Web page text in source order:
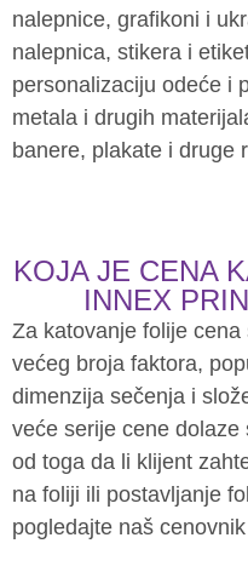
nalepnice, grafikoni i
nalepnica, stikera i
personalizaciju odeće i
metala i drugih
banere, plakate i druge
KOJA JE CENA
INNEX
Za katovanje folije
većeg broja faktora,
dimenzija sečenja i
veće serije cene
od toga da li klijent
na foliji ili postavljanje
pogledajte naš